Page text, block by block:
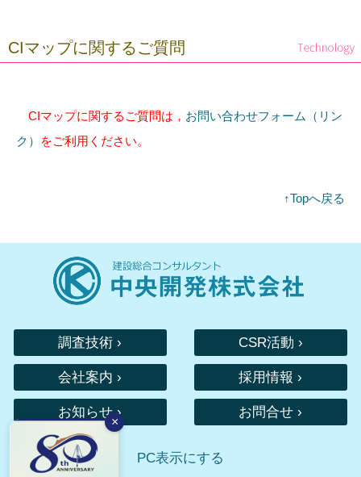
×
CIマップに関するご質問
CIマップに関するご質問は， お問い合わせフォーム（リン
ク）
をご利用ください。
↑Topへ戻る
調査技術 › CSR活動 ›
会社案内 › 採用情報 ›
お知らせ › お問合せ ›
PC表示にする